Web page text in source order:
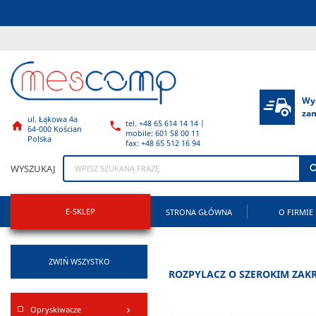

ul. Łąkowa 4a
64-000 Kościan
Polska
 tel. +48 65 614 14 14 |
mobile: 601 58 00 11
fax: +48 65 512 16 94
WYSZUKAJ
E-SKLEP STRONA GŁÓWNA O FIRMIE
ZWIŃ WSZYSTKO
Opryskiwacze keyboard_arrow_right
ROZPYLACZ O SZEROKIM